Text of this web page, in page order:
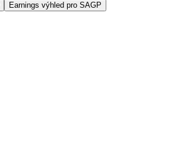
Earnings výhled pro SAGP